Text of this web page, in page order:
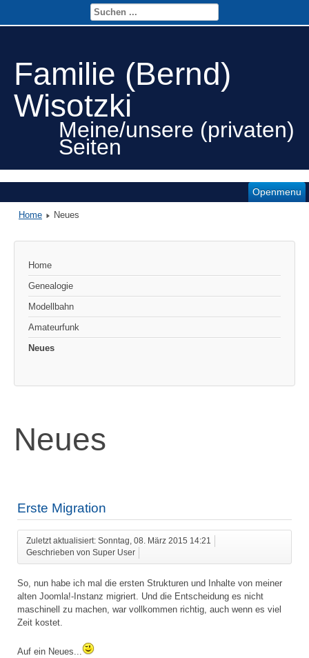
Familie (Bernd)
Wisotzki
Meine/unsere (privaten)
Seiten
Openmenu
Home Neues
Home
Genealogie
Modellbahn
Amateurfunk
Neues
Neues
Erste Migration
Zuletzt aktualisiert: Sonntag, 08. März 2015 14:21
Geschrieben von Super User
So, nun habe ich mal die ersten Strukturen und Inhalte von meiner
alten Joomla!-Instanz migriert. Und die Entscheidung es nicht
maschinell zu machen, war vollkommen richtig, auch wenn es viel
Zeit kostet.
Auf ein Neues...